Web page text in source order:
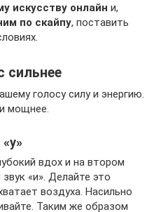
искусству онлайн и,
по скайпу, поставить
сильнее
голосу силу и энергию.
мощнее.
«у»
вдох и на втором
«и». Делайте это
воздуха. Насильно
Таким же образом